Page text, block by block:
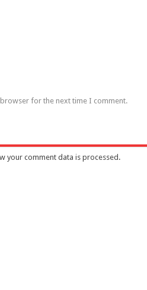
for the next time I comment.
your comment data is processed.